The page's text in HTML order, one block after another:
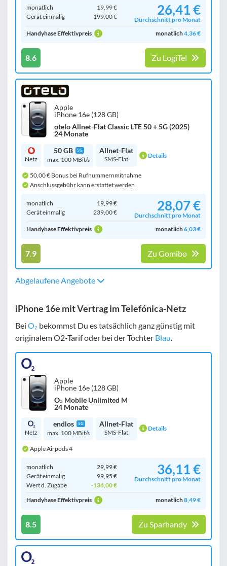
monatlich
19,99 €
Gerät einmalig
199,00 € 26,41 €
Durchschnitt pro Monat
Handyhase Effektivpreis
monatlich4,36 €
8.6 Zu LogiTel
Apple
iPhone 16e (128 GB)
otelo Allnet-Flat Classic LTE 50 + 5G (2025)
24 Monate
Netz
50 GB 5G
max. 100 MBit/s
Allnet-Flat
SMS-Flat Details
50,00 € Bonus bei Rufnummernmitnahme
Anschlussgebühr kann erstattet werden
monatlich
19,99 €
Gerät einmalig
239,00 € 28,07 €
Durchschnitt pro Monat
Handyhase Effektivpreis
monatlich6,03 €
7.9 Zu Gomibo
Abgelaufene Angebote
iPhone 16e mit Vertrag im Telefónica-Netz
Bei O₂ bekommst Du es tatsächlich ganz günstig mit
originalem O2-Tarif oder bei der Tochter Blau.
Apple
iPhone 16e (128 GB)
O₂ Mobile Unlimited M
24 Monate
Netz
endlos 5G
max. 100 MBit/s
Allnet-Flat
SMS-Flat Details
Apple Airpods 4
monatlich
29,99 €
Gerät einmalig
99,95 €
Wert d. Zugabe
-134,00 €
36,11 €
Durchschnitt pro Monat
Handyhase Effektivpreis monatlich8,49 €
8.5 Zu Sparhandy